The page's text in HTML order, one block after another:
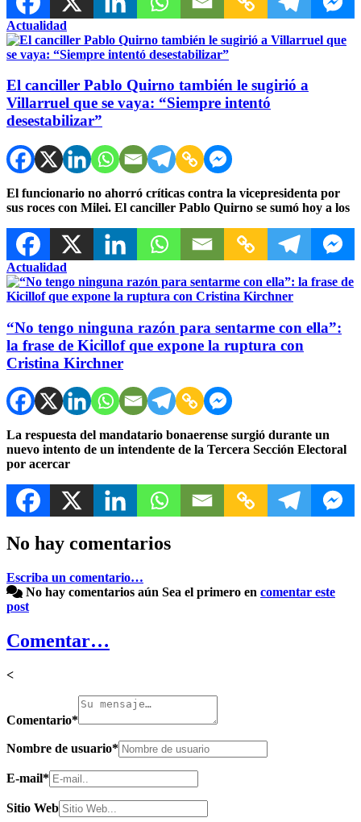
Actualidad
El canciller Pablo Quirno también le sugirió a
Villarruel que se vaya: “Siempre intentó
desestabilizar”
El funcionario no ahorró críticas contra la vicepresidenta por
sus roces con Milei. El canciller Pablo Quirno se sumó hoy a los
Actualidad
“No tengo ninguna razón para sentarme con ella”:
la frase de Kicillof que expone la ruptura con
Cristina Kirchner
La respuesta del mandatario bonaerense surgió durante un
nuevo intento de un intendente de la Tercera Sección Electoral
por acercar
No hay comentarios
Escriba un comentario…
No hay comentarios aún Sea el primero en comentar este
post
Comentar…
<
Comentario*
Nombre de usuario*
E-mail*
Sitio Web